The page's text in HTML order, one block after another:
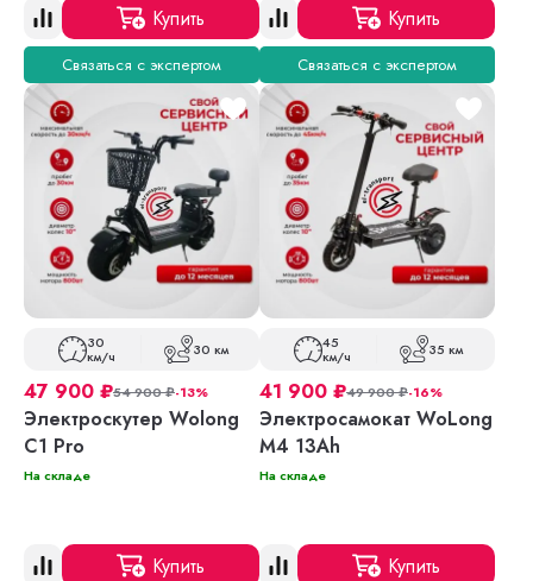
Купить
Связаться с экспертом
Купить
Связаться с экспертом
30
км/ч 30 км
47 900 ₽54 900₽-13%
Электроскутер Wolong
C1 Pro
На складе
Купить
45
км/ч 35 км
41 900 ₽49 900₽-16%
Электросамокат WoLong
M4 13Ah
На складе
Купить